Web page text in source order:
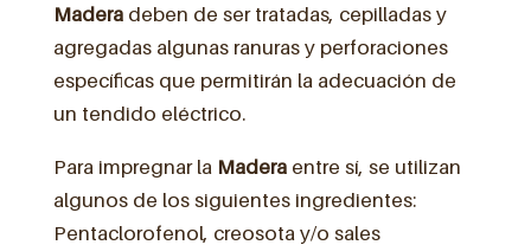
Madera deben de ser tratadas, cepilladas y
agregadas algunas ranuras y perforaciones
específicas que permitirán la adecuación de
un tendido eléctrico.
Para impregnar la Madera entre sí, se utilizan
algunos de los siguientes ingredientes:
Pentaclorofenol, creosota y/o sales